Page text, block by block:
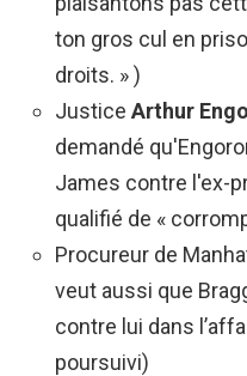
ton gros cul en
droits. » )
Justice Arthur
demandé
James contre l'ex-
qualifié de «
Procureur de
veut aussi que
contre lui dans
poursuivi)